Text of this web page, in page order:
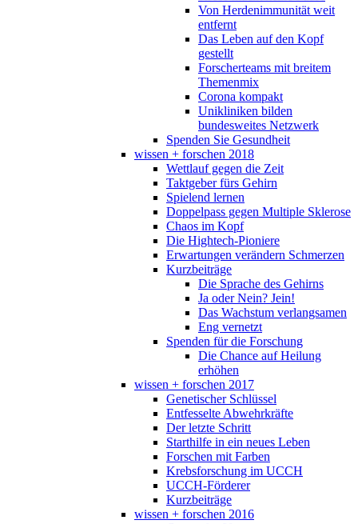
Von Herdenimmunität weit
entfernt
Das Leben auf den Kopf
gestellt
Forscherteams mit breitem
Themenmix
Corona kompakt
Unikliniken bilden
bundesweites Netzwerk
Spenden Sie Gesundheit
wissen + forschen 2018
Wettlauf gegen die Zeit
Taktgeber fürs Gehirn
Spielend lernen
Doppelpass gegen Multiple Sklerose
Chaos im Kopf
Die Hightech-Pioniere
Erwartungen verändern Schmerzen
Kurzbeiträge
Die Sprache des Gehirns
Ja oder Nein? Jein!
Das Wachstum verlangsamen
Eng vernetzt
Spenden für die Forschung
Die Chance auf Heilung
erhöhen
wissen + forschen 2017
Genetischer Schlüssel
Entfesselte Abwehrkräfte
Der letzte Schritt
Starthilfe in ein neues Leben
Forschen mit Farben
Krebsforschung im UCCH
UCCH-Förderer
Kurzbeiträge
wissen + forschen 2016